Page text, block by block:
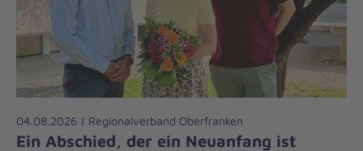
04.08.2026 | Regionalverband Oberfranken
Ein Abschied, der ein Neuanfang ist